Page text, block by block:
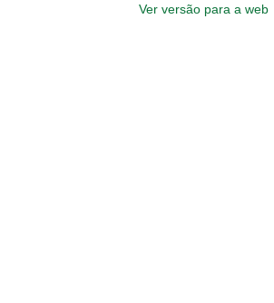
Ver versão para a web